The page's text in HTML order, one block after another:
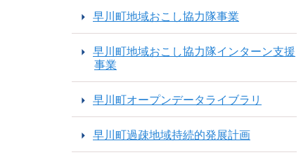
早川町地域おこし協力隊事業
早川町地域おこし協力隊インターン支援
事業
早川町オープンデータライブラリ
早川町過疎地域持続的発展計画